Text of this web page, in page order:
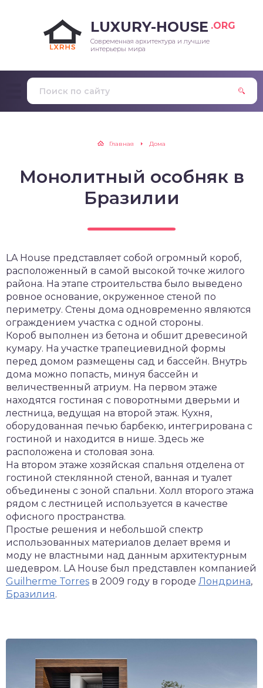
LUXURY-HOUSE .ORG
Современная архитектура и лучшие
интерьеры мира
Главная Дома
Монолитный особняк в
Бразилии
LA House представляет собой огромный короб,
расположенный в самой высокой точке жилого
района. На этапе строительства было выведено
ровное основание, окруженное стеной по
периметру. Стены дома одновременно являются
ограждением участка с одной стороны.
Короб выполнен из бетона и обшит древесиной
кумару. На участке трапециевидной формы
перед домом размещены сад и бассейн. Внутрь
дома можно попасть, минуя бассейн и
величественный атриум. На первом этаже
находятся гостиная с поворотными дверьми и
лестница, ведущая на второй этаж. Кухня,
оборудованная печью барбекю, интегрирована с
гостиной и находится в нише. Здесь же
расположена и столовая зона.
На втором этаже хозяйская спальня отделена от
гостиной стеклянной стеной, ванная и туалет
объединены с зоной спальни. Холл второго этажа
рядом с лестницей используется в качестве
офисного пространства.
Простые решения и небольшой спектр
использованных материалов делает время и
моду не властными над данным архитектурным
шедевром. LA House был представлен компанией
Guilherme Torres в 2009 году в городе Лондрина,
Бразилия.